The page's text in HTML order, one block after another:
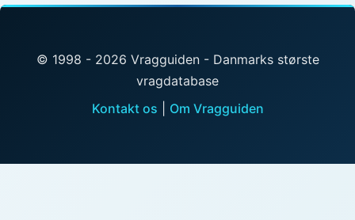
© 1998 - 2026 Vragguiden - Danmarks største
vragdatabase
Kontakt os
Om Vragguiden